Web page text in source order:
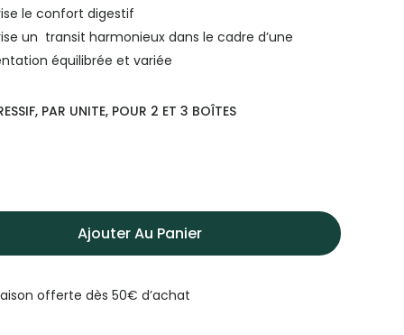
le confort digestif
un transit harmonieux dans le cadre d’une
équilibrée et variée
PAR UNITE, POUR 2 ET 3 BOÎTES
Ajouter Au Panier
offerte dès 50€ d’achat